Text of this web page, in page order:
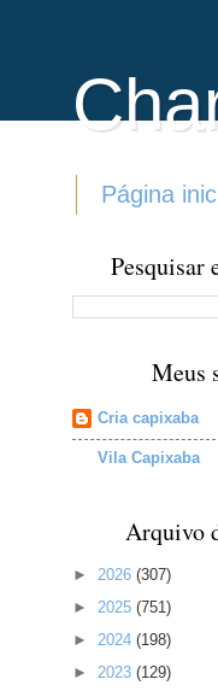
Página
Pesquisar
Meus
Cria capixaba
Vila Capixaba
Arquivo
► 2026 (307)
► 2025 (751)
► 2024 (198)
► 2023 (129)